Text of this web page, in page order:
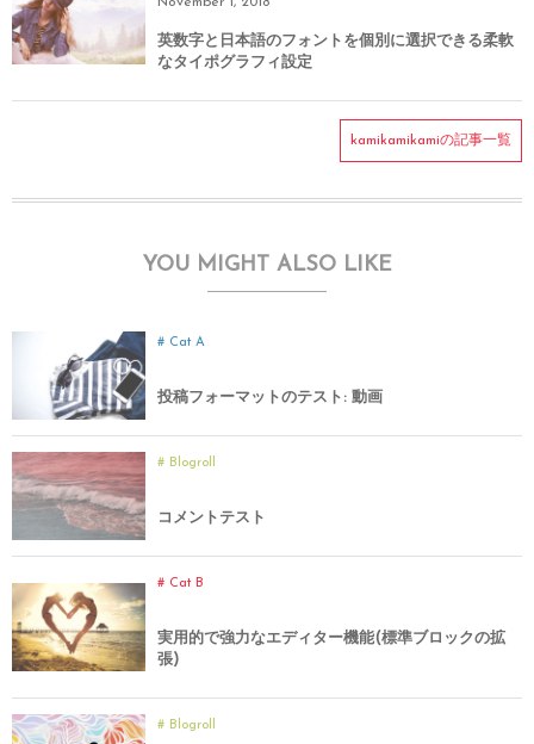
英数字と日本語のフォントを個別に選択できる柔軟
なタイポグラフィ設定
kamikamikamiの記事一覧
YOU MIGHT ALSO LIKE
Cat A
投稿フォーマットのテスト: 動画
Blogroll
コメントテスト
Cat B
実用的で強力なエディター機能(標準ブロックの拡
張)
Blogroll